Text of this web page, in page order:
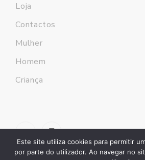
Loja
Contactos
Mulher
Homem
Criança
Este site utiliza cookies para permitir
por parte do utilizador. Ao navegar no